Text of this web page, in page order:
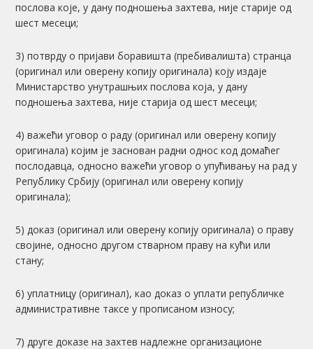
послова које, у дану подношења захтева, није старије од
шест месеци;
3) потврду о пријави боравишта (пребивалишта) странца
(оригинал или оверену копију оригинала) коју издаје
Министарство унутрашњих послова која, у дану
подношења захтева, није старија од шест месеци;
4) важећи уговор о раду (оригинал или оверену копију
оригинала) којим је заснован радни однос код домаћег
послодавца, односно важећи уговор о упућивању на рад у
Републику Србију (оригинал или оверену копију
оригинала);
5) доказ (оригинал или оверену копију оригинала) о праву
својине, односно другом стварном праву на кући или
стану;
6) уплатницу (оригинал), као доказ о уплати републичке
административне таксе у прописаном износу;
7) друге доказе на захтев надлежне организационе